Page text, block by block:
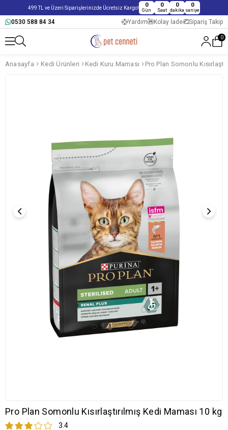
499 TL ve Üzeri Siparişlerinizde Ücretsiz Kargo! 0
Gün
0
Saat
0
dakika
0
saniye
0530 588 84 34 Yardım Kolay İade Sipariş Takip
0
Anasayfa Kedi Ürünleri Kedi Kuru Maması Pro Plan Somonlu
Pro Plan Somonlu Kısırlaştırılmış Kedi Maması 10 kg
3.4